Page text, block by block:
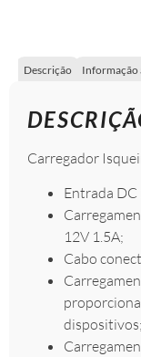
Descrição Informação
Carregador
Entrada DC
12V 1.5A;
Cabo
dispositivos;